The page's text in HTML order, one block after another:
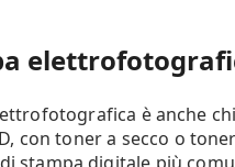
è anche
con toner a secco o